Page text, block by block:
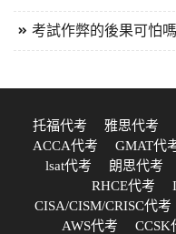
考試作弊的後果可怕
托福代考 雅思代考
ACCA代考
GMAT代
lsat代考
朗思代考
RHCE代考
CISA/CISM/CRISC代考
AWS代考
CCSK